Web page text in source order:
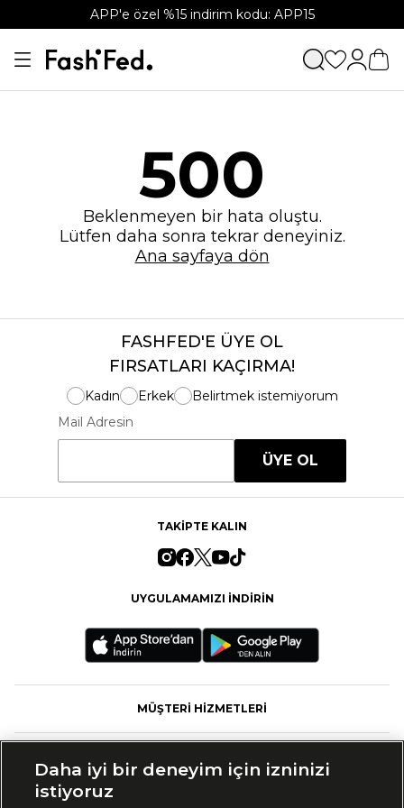
APP'e özel %15 indirim kodu: APP15
500
Beklenmeyen bir hata oluştu.
Lütfen daha sonra tekrar deneyiniz.
Ana sayfaya dön
FASHFED'E ÜYE OL
FIRSATLARI KAÇIRMA!
Kadın Erkek
Belirtmek istemiyorum
Mail Adresin
ÜYE OL
TAKİPTE KALIN
UYGULAMAMIZI İNDİRİN
MÜŞTERİ HİZMETLERİ
Daha iyi bir deneyim için izninizi
istiyoruz